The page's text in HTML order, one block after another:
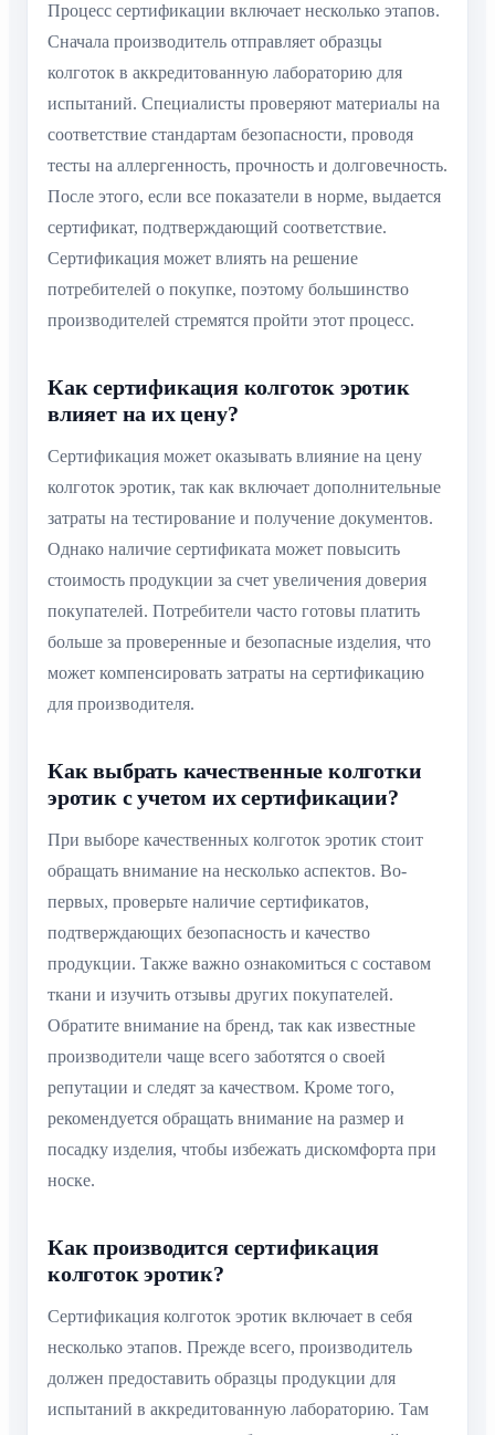
Процесс сертификации включает несколько этапов.
Сначала производитель отправляет образцы
колготок в аккредитованную лабораторию для
испытаний. Специалисты проверяют материалы на
соответствие стандартам безопасности, проводя
тесты на аллергенность, прочность и долговечность.
После этого, если все показатели в норме, выдается
сертификат, подтверждающий соответствие.
Сертификация может влиять на решение
потребителей о покупке, поэтому большинство
производителей стремятся пройти этот процесс.
Как сертификация колготок эротик
влияет на их цену?
Сертификация может оказывать влияние на цену
колготок эротик, так как включает дополнительные
затраты на тестирование и получение документов.
Однако наличие сертификата может повысить
стоимость продукции за счет увеличения доверия
покупателей. Потребители часто готовы платить
больше за проверенные и безопасные изделия, что
может компенсировать затраты на сертификацию
для производителя.
Как выбрать качественные колготки
эротик с учетом их сертификации?
При выборе качественных колготок эротик стоит
обращать внимание на несколько аспектов. Во-
первых, проверьте наличие сертификатов,
подтверждающих безопасность и качество
продукции. Также важно ознакомиться с составом
ткани и изучить отзывы других покупателей.
Обратите внимание на бренд, так как известные
производители чаще всего заботятся о своей
репутации и следят за качеством. Кроме того,
рекомендуется обращать внимание на размер и
посадку изделия, чтобы избежать дискомфорта при
носке.
Как производится сертификация
колготок эротик?
Сертификация колготок эротик включает в себя
несколько этапов. Прежде всего, производитель
должен предоставить образцы продукции для
испытаний в аккредитованную лабораторию. Там